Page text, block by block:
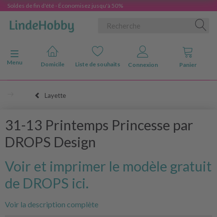
Soldes de fin d'été - Économisez jusqu'à 50%
Basculer la navigation
Menu
Domicile Liste de souhaits Connexion Panier
Layette
31-13 Printemps Princesse par
DROPS Design
Voir et imprimer le modèle gratuit
de DROPS ici.
Voir la description complète